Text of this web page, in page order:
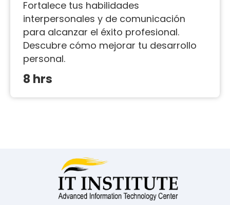
Fortalece tus habilidades
interpersonales y de comunicación
para alcanzar el éxito profesional.
Descubre cómo mejorar tu desarrollo
personal.
8 hrs